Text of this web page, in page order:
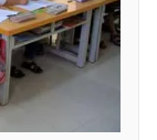
Quốc Thắng,